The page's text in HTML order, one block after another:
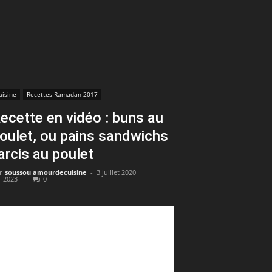
Recettes Ramadan 2017
en vidéo : buns au
ou pains sandwichs
au poulet
soussou amourdecuisine - 3 juillet 2020
2023 0